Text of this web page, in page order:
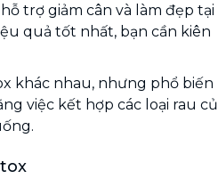
trợ giảm cân và làm đẹp tại
quả tốt nhất, bạn cần kiên
khác nhau, nhưng phổ biến
việc kết hợp các loại rau củ